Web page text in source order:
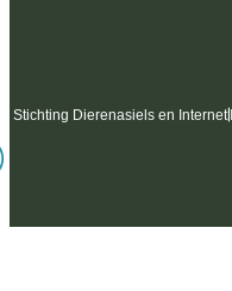
Stichting Dierenasiels en Internet